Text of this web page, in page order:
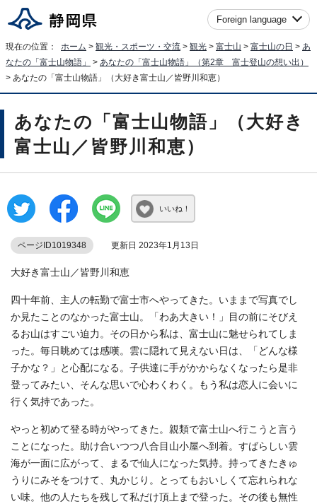
Foreign language
現在の位置： ホーム > 観光・スポーツ・交流 > 観光 > 富士山 > 富士山の日 > あ
なたの「富士山物語」
> あなたの「富士山物語」（第2章 富士登山の想い出）
> あなたの「富士山物語」（大好き富士山／皆野川和恵）
あなたの「富士山物語」（大好き
富士山／皆野川和恵）
いいね！
ページID1019348 更新日 2023年1月13日
大好き富士山／皆野川和恵
四十年前、主人の転勤で富士市へやってきた。いままで写真でし
か見たことのなかった富士山。「わあ大きい！」目の前にそびえ
るお山はすごい迫力。その日から私は、富士山に魅せられてしま
った。毎日眺めては感嘆。雲に隠れて見えない日は、「どんな様
子かな？」と心配になる。子供達に手がかからなくなったら是非
登ってみたい、そんな思いで心わくわく。もう私は恋人に会いに
行く気持であった。
やっと初めて登る時がやってきた。親類で富士山へ行こうと言う
ことになった。助け合いつつ八合目山小屋へ到着。すばらしい雲
海が一面に広がって、まるで仙人になった気持。持ってきたきゅ
うりにみそをつけて、丸かじり。とってもおいしくて忘れられな
い味。他の人たちを残して私だけ頂上まで登った。その後も無性